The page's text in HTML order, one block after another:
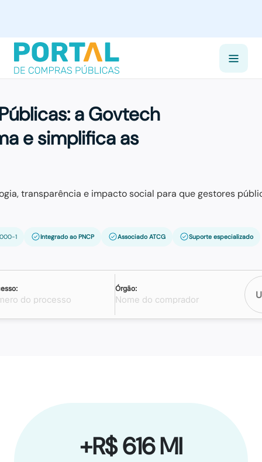
a Govtech
e simplifica as
transparência e impacto social para que gestores
1 Integrado ao PNCP Associado ATCG Suporte especializado
Órgão:
+R$ 616 MI